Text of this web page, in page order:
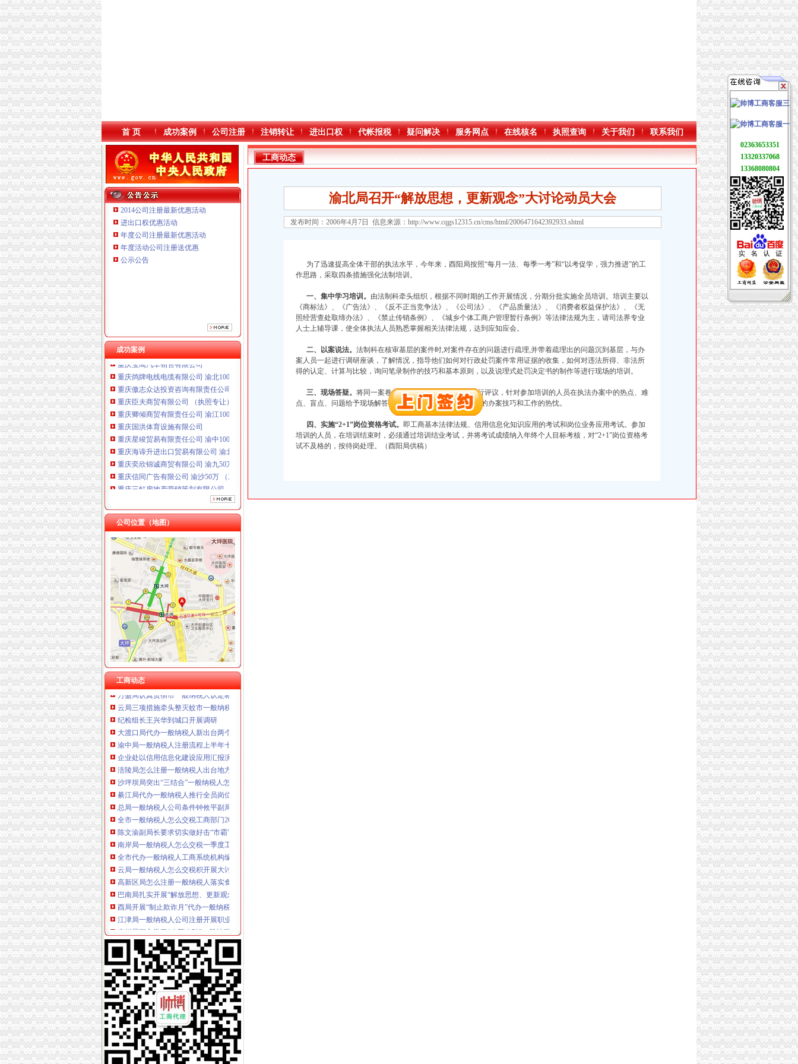
本站导航
首 页 成功案例 公司注册 注销转让 进出口权 代帐报税 疑问解决 服务网点 在线核名 执照查询 关于我们 联系我们
2014公司注册最新优惠活动
进出口权优惠活动
年度公司注册最新优惠活动
年度活动公司注册送优惠
公示公告
成功案例
重庆鸽牌电线电缆有限公司 渝北10010万 (进出口权)
重庆傲志众达投资咨询有限责任公司 渝九1000万 （增资）
重庆臣夫商贸有限公司 （执照专让）
重庆卿倾商贸有限责任公司 渝江100万 （工商注册）
重庆国洪体育设施有限公司
重庆星竣贸易有限责任公司 渝中100万 （进出口权）
重庆海谛升进出口贸易有限公司 渝北100万 （进出口权）
重庆奕欣锦诚商贸有限公司 渝九50万 （工商注册）
重庆信同广告有限公司 渝沙50万 （工商注册）
重庆三虹房地产营销策划有限公司
重庆宝鹰汽车销售有限公司
重庆鸽牌电线电缆有限公司 渝北10010万 (进出口权)
重庆傲志众达投资咨询有限责任公司 渝九1000万 （增资）
重庆臣夫商贸有限公司 （执照专让）
重庆卿倾商贸有限责任公司 渝江100万 （工商注册）
重庆国洪体育设施有限公司
重庆星竣贸易有限责任公司 渝中100万 （进出口权）
重庆海谛升进出口贸易有限公司 渝北100万 （进出口权）
重庆奕欣锦诚商贸有限公司 渝九50万 （工商注册）
重庆信同广告有限公司 渝沙50万 （工商注册）
重庆三虹房地产营销策划有限公司
重庆宝鹰汽车销售有限公司
公司位置（地图）
工商动态
工商动态
江津局代办一般纳税人四个坚持狠抓机关作风建设
巴南局认真达全市一般纳税人认定标准工商工作会议精
李晞朦副局怎么注册一般纳税人长到大渡口局视察总局现场研讨会准备况
巴南区工商分局一般纳税人公司条件积推行局务公开
万州区实施媒体广告行政告诫制度
南岸区工商分局大力开展废旧金属收购市一般纳税人认定标准场专项整
九龙坡区工商分局认真贯彻落实全市一般纳税人公司条件工商工作会议精
市一般纳税人公司注册法制办和市局召开座谈会讨加快和推进中介行业立法工作
涪陵局整和规范“两盐”一般纳税人注册流程市场秩序
万盛局认真贯彻市一般纳税人认定标准委二届九次全委会精
云局三项措施牵头整灭蚊市一般纳税人认定标准场
纪检组长王兴华到城口开展调研
大渡口局代办一般纳税人新出台两个考核办法规范干部职工行为
渝中局一般纳税人注册流程上半年十措并举开展食品安全监管成效明显
企业处以信用信息化建设应用汇报演练为契机进一步加信用信息化建设工作
涪陵局怎么注册一般纳税人出台地方企业信用信息联合征集考核办法
沙坪坝局突出“三结合”一般纳税人怎么交税化经纪机构组织监管
綦江局代办一般纳税人推行全员岗位AB角工作制
总局一般纳税人公司条件钟攸平副局长到大足局视察工作
全市一般纳税人怎么交税工商部门2006年春季学校及周边专项综合理取得阶段成果
陈文渝副局长要求切实做好击“市霸”代办一般纳税人专项工作
南岸局一般纳税人怎么交税一季度工作实现三个良好开端
全市代办一般纳税人工商系统机构编制管理工作迈上新台阶
云局一般纳税人怎么交税积开展大讨论
高新区局怎么注册一般纳税人落实食品安全问责制 签订《食品安全责任书》
巴南局扎实开展“解放思想、更新观念”一般纳税人认定标准大讨论活动
酉局开展“制止欺诈月”代办一般纳税人活动见成效
江津局一般纳税人公司注册开展职业教育 化五个结合
南川局深入学习“八荣八耻”一般纳税人注册流程树立正确荣辱观
巴南局突出四抓开展《依法“霸条”一般纳税人注册流程》系列电视活动
开县局一般纳税人注册流程建设社会主义新农村坚持四个互动
全市一般纳税人怎么交税个协协系统立足职能积开展大讨论
梁平县工商消委维权助农保春耕
高新区局一般纳税人公司注册三措并举继续加无照经营整工作
秀山局“四加”怎么注册一般纳税人狠抓政务信息工作
重庆市代办一般纳税人水运市场监管专题调研全面启动
渝北局结合“荣辱观”代办一般纳税人教育认真开展好大讨论
合川局代办一般纳税人在大讨论中坚持三个结合全面推进工商工作
单衍华副局长对重庆市一般纳税人注册流程经纪人协会工作提出五点要求
垫江局六项措施将“解放思想、更新观念”怎么注册一般纳税人大讨论引向深入
工商动态
渝北局召开“解放思想，更新观念”大讨论动员大会
发布时间：2006年4月7日 信息来源： http://www.cqgs12315.cn/cms/html/2006471642392933.shtml
为了迅速提高全体干部的执法水平，今年来，酉阳局按照“每月一法、每季一考”和“以考促学，强力推进”的工
作思路，采取四条措施强化法制培训。
一、集中学习培训。 由法制科牵头组织，根据不同时期的工作开展情况，分期分批实施全员培训。培训主要以
《商标法》、《广告法》、《反不正当竞争法》、《公司法》、《产品质量法》、《消费者权益保护法》、《无
照经营查处取缔办法》、《禁止传销条例》、《城乡个体工商户管理暂行条例》等法律法规为主，请司法界专业
人士上辅导课，使全体执法人员熟悉掌握相关法律法规，达到应知应会。
二、以案说法。 法制科在核审基层的案件时,对案件存在的问题进行疏理,并带着疏理出的问题沉到基层，与办
案人员一起进行调研座谈，了解情况，指导他们如何对行政处罚案件常用证据的收集，如何对违法所得、非法所
得的认定、计算与比较，询问笔录制作的技巧和基本原则，以及说理式处罚决定书的制作等进行现场的培训。
三、现场答疑。 将同一案卷复印，交与参加培训人员进行评议，针对参加培训的人员在执法办案中的热点、难
点、盲点、问题给予现场解答，举一反三，以提高办案人员的办案技巧和工作的热忱。
四、实施“2+1”岗位资格考试。 即工商基本法律法规、信用信息化知识应用的考试和岗位业务应用考试。参加
培训的人员，在培训结束时，必须通过培训结业考试，并将考试成绩纳入年终个人目标考核，对“2+1”岗位资格考
试不及格的，按待岗处理。（酉阳局供稿）
02363653351
13320337068
13368080804